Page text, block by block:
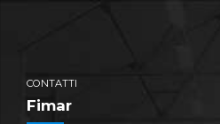
CONTATTI
Fimar